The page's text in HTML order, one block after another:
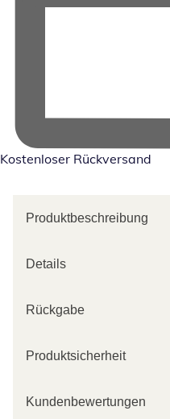
Kostenloser Rückversand
Produktbeschreibung
Details
Rückgabe
Produktsicherheit
Kundenbewertungen